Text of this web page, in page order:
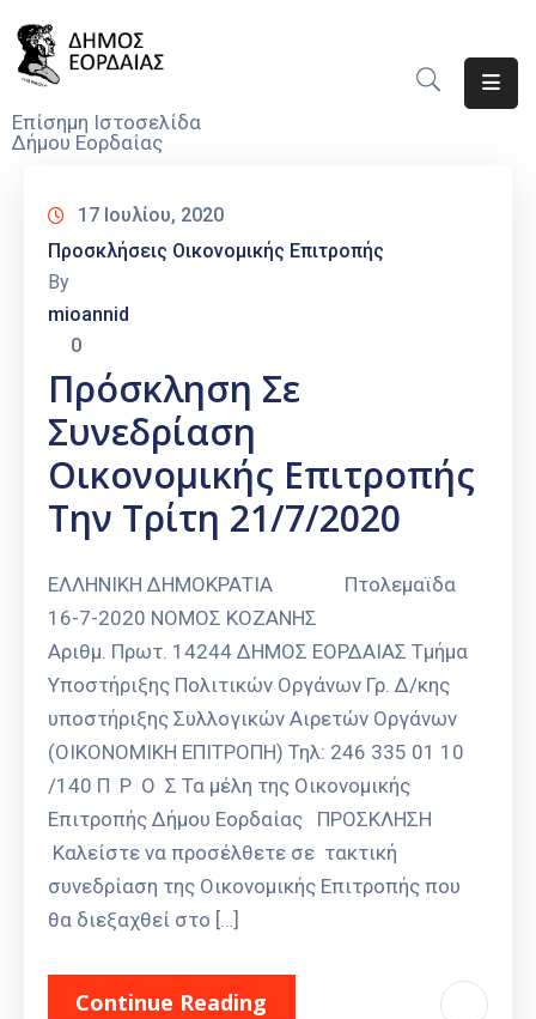
Επίσημη Ιστοσελίδα
Δήμου Εορδαίας
Νέα
Υπηρεσίες
Του
Δήμου
Προσκλήσεις
Αποφάσεις
Τηλέφωνα
17 Ιουλίου, 2020
Προσκλήσεις Οικονομικής Επιτροπής
By
mioannid
0
Πρόσκληση Σε
Συνεδρίαση
Οικονομικής Επιτροπής
Την Τρίτη 21/7/2020
ΕΛΛΗΝΙΚΗ ΔΗΜΟΚΡΑΤΙΑ Πτολεμαϊδα
16-7-2020 ΝΟΜΟΣ ΚΟΖΑΝΗΣ
Αριθμ. Πρωτ. 14244 ΔΗΜΟΣ ΕΟΡΔΑΙΑΣ Τμήμα
Υποστήριξης Πολιτικών Οργάνων Γρ. Δ/κης
υποστήριξης Συλλογικών Αιρετών Οργάνων
(ΟΙΚΟΝΟΜΙΚΗ ΕΠΙΤΡΟΠΗ) Τηλ: 246 335 01 10
/140 Π Ρ Ο Σ Τα μέλη της Οικονομικής
Επιτροπής Δήμου Εορδαίας ΠΡΟΣΚΛΗΣΗ
Καλείστε να προσέλθετε σε τακτική
συνεδρίαση της Οικονομικής Επιτροπής που
θα διεξαχθεί στο […]
Continue Reading